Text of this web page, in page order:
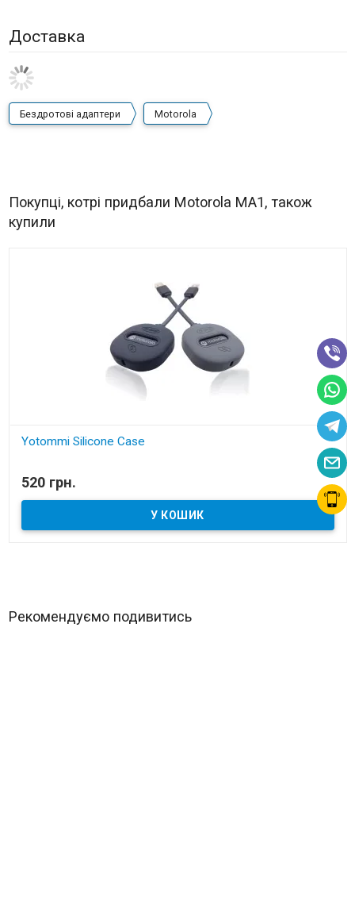
Доставка
Бездротові адаптери Motorola
Покупці, котрі придбали Motorola MA1, також
купили
Yotommi Silicone Case
520 грн.
Рекомендуємо подивитись